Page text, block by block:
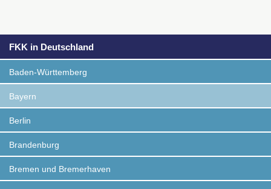
FKK in Deutschland
Baden-Württemberg
Bayern
Berlin
Brandenburg
Bremen und Bremerhaven